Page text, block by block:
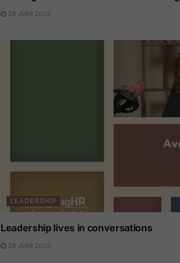
28 JUNI 2026
LEADERSHIP
Leadership lives in conversations
28 JUNI 2026